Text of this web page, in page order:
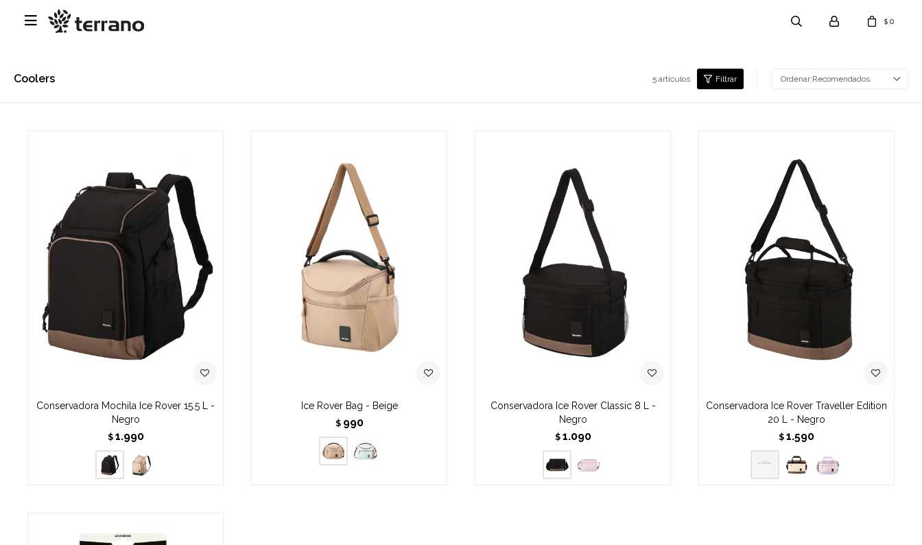
$ 0

Coolers 5 artículos Recomendados
Conservadora Mochila Ice Rover 15.5 L -
Negro
$ 1.990
Ice Rover Bag - Beige
$ 990
Conservadora Ice Rover Classic 8 L -
Negro
$ 1.090
Conservadora Ice Rover Traveller Edition
20 L - Negro
$ 1.590